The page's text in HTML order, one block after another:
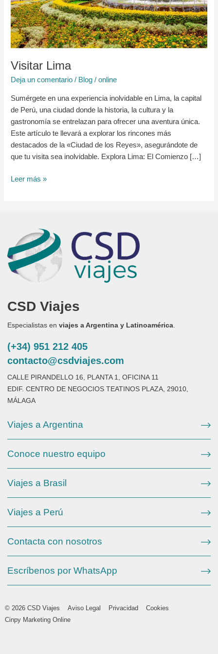
Visitar Lima
Deja un comentario / Blog /online
Sumérgete en una experiencia inolvidable en Lima, la capital
de Perú, una ciudad donde la historia, la cultura y la
gastronomía se entrelazan para ofrecer una aventura única.
Este artículo te llevará a explorar los rincones más
destacados de la «Ciudad de los Reyes», asegurándote de
que tu visita sea inolvidable. Explora Lima: El Comienzo […]
Leer más »
CSD Viajes
Especialistas en viajes a Argentina y Latinoamérica
(+34) 951 212 405
contacto@csdviajes.com
CALLE PIRANDELLO 16, PLANTA 1, OFICINA 11
EDIF. CENTRO DE NEGOCIOS TEATINOS PLAZA, 29010,
MÁLAGA
Viajes a Argentina
Conoce nuestro equipo
Viajes a Brasil
Viajes a Perú
Contacta con nosotros
Escríbenos por WhatsApp
© 2026 CSD Viajes Aviso Legal Privacidad
Cookies
Cinpy Marketing Online